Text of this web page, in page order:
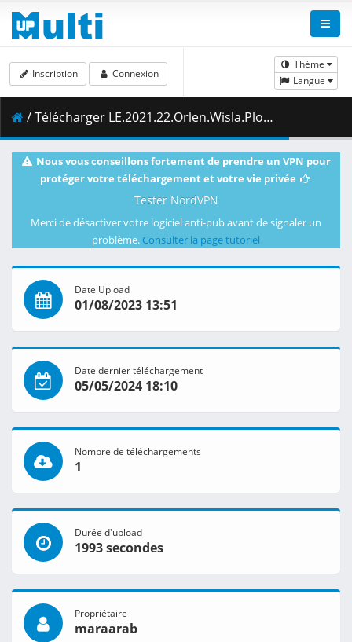
Thème
Langue
Inscription Connexion
/ Télécharger LE.2021.22.Orlen.Wisla.Plock.vs.HT.Tatran.Presov.01.03.2022.1080i.PL.HDTV.maraarab.ts ( 4.43 GB )
Nous vous conseillons fortement de prendre un VPN pour
protéger votre téléchargement et votre vie privée
Tester NordVPN
Merci de désactiver votre logiciel anti-pub avant de signaler un
problème. Consulter la page tutoriel
Date Upload
01/08/2023 13:51
Date dernier téléchargement
05/05/2024 18:10
Nombre de téléchargements
1
Durée d'upload
1993 secondes
Propriétaire
maraarab